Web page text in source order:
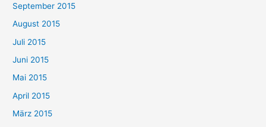
September 2015
August 2015
Juli 2015
Juni 2015
Mai 2015
April 2015
März 2015